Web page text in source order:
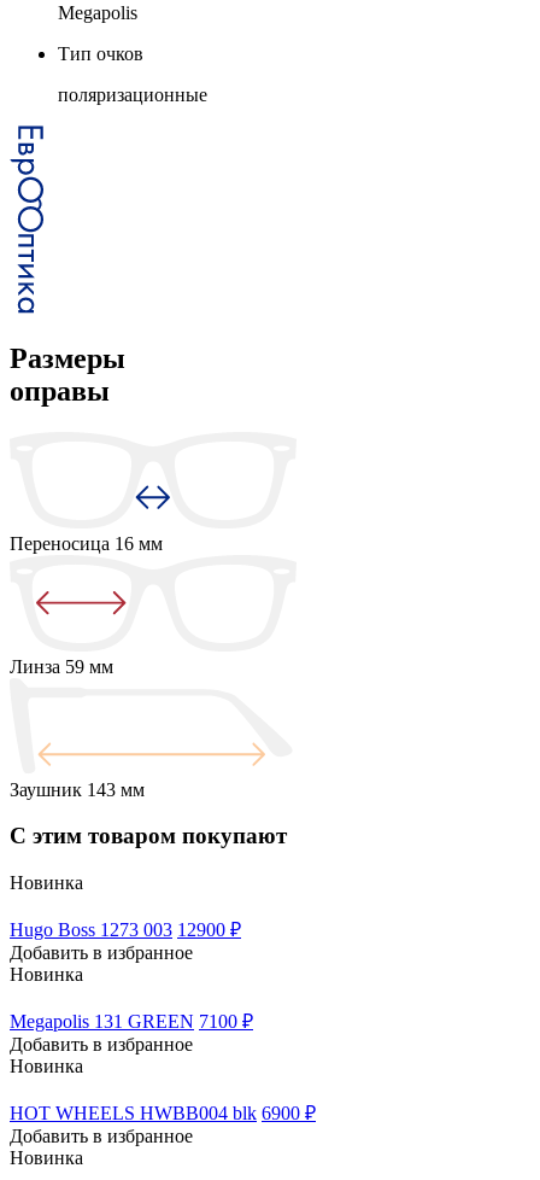
Megapolis
Тип очков
поляризационные
Размеры
оправы
Переносица 16 мм
Линза 59 мм
Заушник 143 мм
С этим товаром покупают
Новинка
Hugo Boss 1273 003 12900 ₽
Добавить в избранное
Новинка
Megapolis 131 GREEN 7100 ₽
Добавить в избранное
Новинка
HOT WHEELS HWBB004 blk 6900 ₽
Добавить в избранное
Новинка